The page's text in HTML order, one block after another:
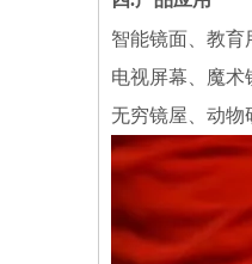
智能镜面、教育
电视屏幕、魔术
无穷镜屋、动物